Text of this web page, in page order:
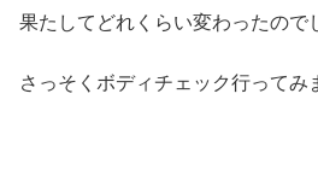
果たしてどれくらい変わったので
さっそくボディチェック行ってみ